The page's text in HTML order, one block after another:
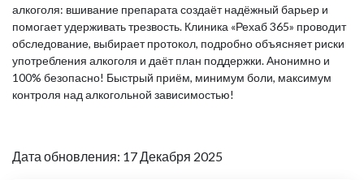
алкоголя: вшивание препарата создаёт надёжный барьер и
помогает удерживать трезвость. Клиника «Рехаб 365» проводит
обследование, выбирает протокол, подробно объясняет риски
употребления алкоголя и даёт план поддержки. Анонимно и
100% безопасно! Быстрый приём, минимум боли, максимум
контроля над алкогольной зависимостью!
Дата обновления: 17 Декабря 2025